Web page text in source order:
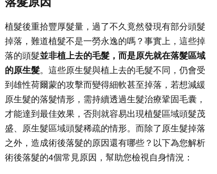
植髮後重拾豐厚髮量，過了不久竟然發現有部分頭髮
掉落，難道植髮不是一勞永逸的嗎？事實上，這些掉
落的頭髮並非植上去的毛髮，而是原先就在落髮區域
的原生髮。這些原生髮與植上去的毛髮不同，仍會受
到雄性荷爾蒙的攻擊而變得細軟甚至掉落，若想減緩
原生髮的落髮情形，需持續透過生髮治療鞏固毛囊，
才能達到最佳效果，否則就容易出現植髮區域頭髮茂
盛、原生髮區域頭髮稀疏的情形。而除了原生髮掉落
之外，造成術後落髮的原因還有哪些？以下為您解析
術後落髮的4個常見原因，幫助您檢視自身情況：